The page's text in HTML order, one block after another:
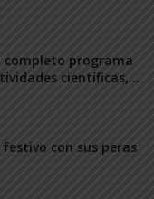
completo programa
científicas,...
con sus peras